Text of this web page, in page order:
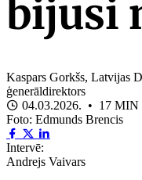
bijusi
Kaspars Gorkšs, Latvijas
ģenerāldirektors
04.03.2026. • 17 MIN
Foto: Edmunds Brencis
Intervē:
Andrejs Vaivars